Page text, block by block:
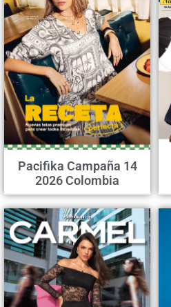
Pacifika Campaña 14
2026 Colombia